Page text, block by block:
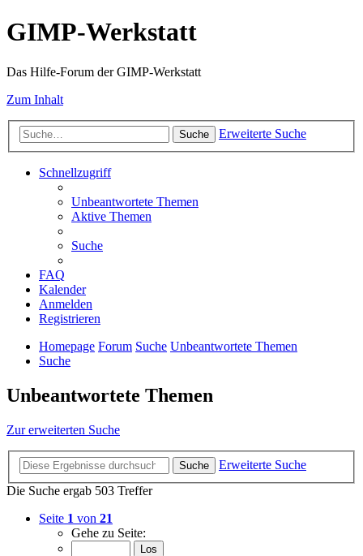
GIMP-Werkstatt
Das Hilfe-Forum der GIMP-Werkstatt
Zum Inhalt
Suche Erweiterte Suche
Schnellzugriff
Unbeantwortete Themen
Aktive Themen
Suche
FAQ
Kalender
Anmelden
Registrieren
Homepage Forum Suche Unbeantwortete Themen
Suche
Unbeantwortete Themen
Zur erweiterten Suche
Suche
Erweiterte Suche
Die Suche ergab 503 Treffer
Seite 1 von 21
Gehe zu Seite: